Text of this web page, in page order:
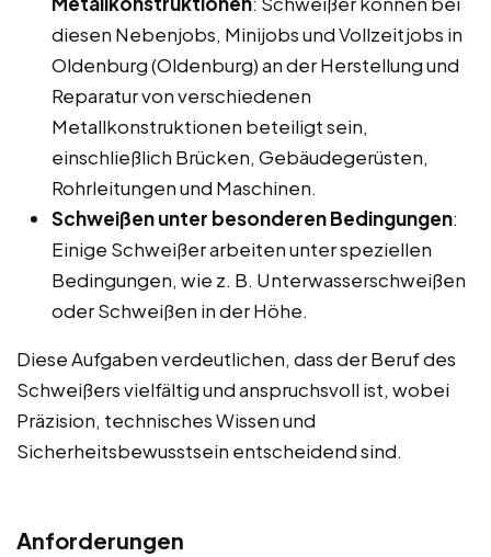
diesen Nebenjobs, Minijobs und Vollzeitjobs in
Oldenburg (Oldenburg) an der Herstellung und
Reparatur von verschiedenen
Metallkonstruktionen beteiligt sein,
einschließlich Brücken, Gebäudegerüsten,
Rohrleitungen und Maschinen.
Schweißen unter besonderen Bedingungen:
Einige Schweißer arbeiten unter speziellen
Bedingungen, wie z. B. Unterwasserschweißen
oder Schweißen in der Höhe.
Diese Aufgaben verdeutlichen, dass der Beruf des
Schweißers vielfältig und anspruchsvoll ist, wobei
Präzision, technisches Wissen und
Sicherheitsbewusstsein entscheidend sind.
Anforderungen